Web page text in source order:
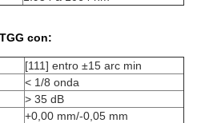
con:
[111] entro ±15 arc min
< 1/8 onda
> 35 dB
+0,00 mm/-0,05 mm